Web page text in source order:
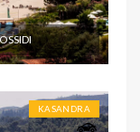
KASANDRA